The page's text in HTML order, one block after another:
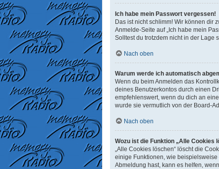
Ich habe mein Passwort vergessen!
Das ist nicht schlimm! Wir können dir
Anmelde-Seite auf „Ich habe mein
Solltest du trotzdem nicht in der Lage
Nach oben
Warum werde ich automatisch
Wenn du beim Anmelden das
deines Benutzerkontos durch einen
empfehlenswert, wenn du dich an
wurde sie vermutlich von der Board-
Nach oben
Wozu ist die Funktion „Alle Cookies
„Alle Cookies löschen“ löscht die
einige Funktionen, wie beispielsweise
Abmeldung hast, kann es helfen,